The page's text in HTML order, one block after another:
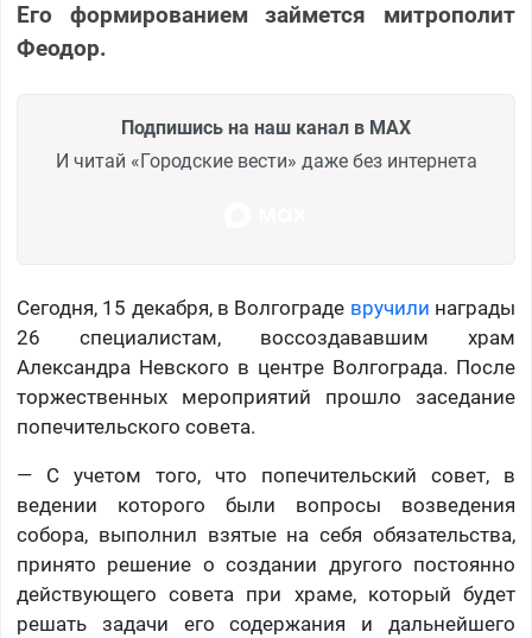
Его формированием займется митрополит
Феодор.
Подпишись на наш канал в MAX
И читай «Городские вести» даже без интернета
Сегодня, 15 декабря, в Волгограде вручили награды
26 специалистам, воссоздававшим храм
Александра Невского в центре Волгограда. После
торжественных мероприятий прошло заседание
попечительского совета.
— С учетом того, что попечительский совет, в
ведении которого были вопросы возведения
собора, выполнил взятые на себя обязательства,
принято решение о создании другого постоянно
действующего совета при храме, который будет
решать задачи его содержания и дальнейшего